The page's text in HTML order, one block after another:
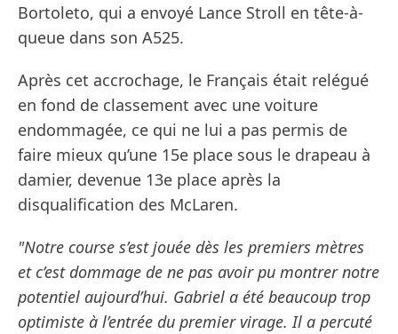
Bortoleto, qui a envoyé Lance Stroll en tête-à-
queue dans son A525.
Après cet accrochage, le Français était relégué
en fond de classement avec une voiture
endommagée, ce qui ne lui a pas permis de
faire mieux qu’une 15e place sous le drapeau à
damier, devenue 13e place après la
disqualification des McLaren.
"Notre course s’est jouée dès les premiers mètres
et c’est dommage de ne pas avoir pu montrer notre
potentiel aujourd’hui. Gabriel a été beaucoup trop
optimiste à l’entrée du premier virage. Il a percuté